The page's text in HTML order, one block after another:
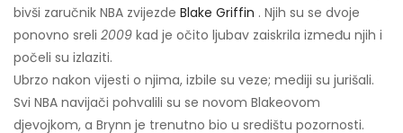
bivši zaručnik NBA zvijezde Blake Griffin . Njih su se dvoje
ponovno sreli 2009 kad je očito ljubav zaiskrila između njih i
počeli su izlaziti.
Ubrzo nakon vijesti o njima, izbile su veze; mediji su jurišali.
Svi NBA navijači pohvalili su se novom Blakeovom
djevojkom, a Brynn je trenutno bio u središtu pozornosti.